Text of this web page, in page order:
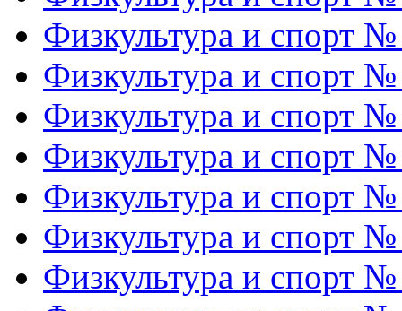
Физкультура и спорт
Физкультура и спорт
Физкультура и спорт
Физкультура и спорт
Физкультура и спорт
Физкультура и спорт
Физкультура и спорт